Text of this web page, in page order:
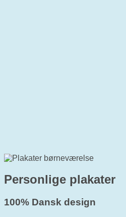
Personlige plakater
100% Dansk design